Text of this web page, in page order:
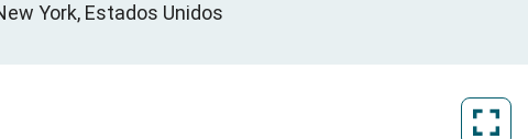
York, Estados Unidos